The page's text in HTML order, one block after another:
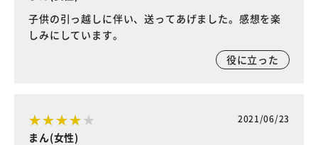
子供の引っ越しに伴い、送ってあげました。感想を楽
しみにしています。
役に立った
2021/06/23
まん(女性)